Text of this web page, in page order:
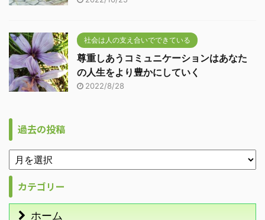
社会は人の支え合いでできている
尊重しあうコミュニケーションはあなた
の人生をより豊かにしていく
2022/8/28
過去の投稿
カテゴリー
ホーム